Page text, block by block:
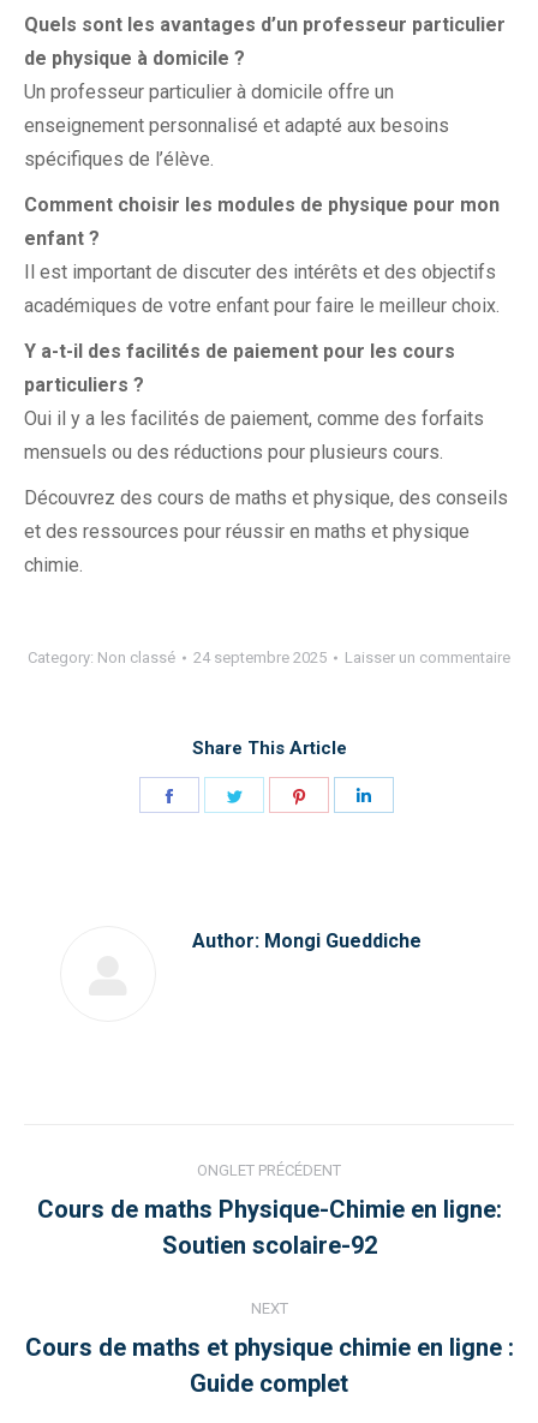
Quels sont les avantages d’un professeur particulier
de physique à domicile ?
Un professeur particulier à domicile offre un
enseignement personnalisé et adapté aux besoins
spécifiques de l’élève.
Comment choisir les modules de physique pour mon
enfant ?
Il est important de discuter des intérêts et des objectifs
académiques de votre enfant pour faire le meilleur choix.
Y a-t-il des facilités de paiement pour les cours
particuliers ?
Oui il y a les facilités de paiement, comme des forfaits
mensuels ou des réductions pour plusieurs cours.
Découvrez des cours de maths et physique, des conseils
et des ressources pour réussir en maths et physique
chimie.
Category: Non classé 24 septembre 2025 Laisser un commentaire
Share This Article
Author: Mongi Gueddiche
navigation
ONGLET PRÉCÉDENT
Previous
post:
Cours de maths Physique-Chimie en ligne:
Soutien scolaire-92
NEXT
Next
post:
Cours de maths et physique chimie en ligne :
Guide complet